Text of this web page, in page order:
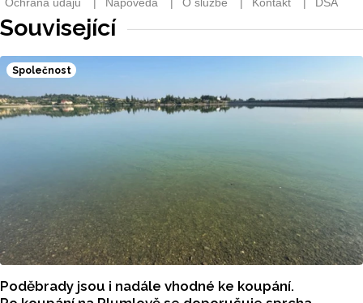
Související
Společnost
Poděbrady jsou i nadále vhodné ke koupání.